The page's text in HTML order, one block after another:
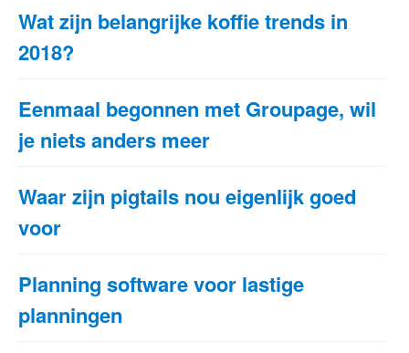
Wat zijn belangrijke koffie trends in
2018?
Eenmaal begonnen met Groupage, wil
je niets anders meer
Waar zijn pigtails nou eigenlijk goed
voor
Planning software voor lastige
planningen